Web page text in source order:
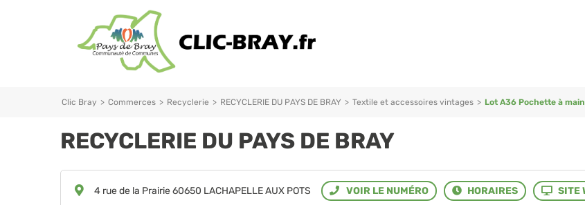
Clic Bray > Commerces > Recyclerie > RECYCLERIE DU PAYS DE BRAY > Textile et accessoires vintages > Lot A36 Pochette à main
RECYCLERIE DU PAYS DE BRAY
4 rue de la Prairie 60650 LACHAPELLE AUX POTS